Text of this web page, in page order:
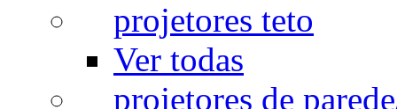
projetores teto
Ver todas
projetores de